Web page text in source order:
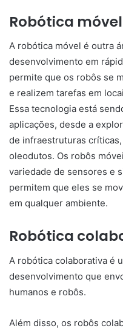
Robótica móvel
A robótica móvel é outra
desenvolvimento em
permite que os robôs se
e realizem tarefas em
Essa tecnologia está
aplicações, desde a
de infraestruturas
oleodutos. Os robôs
variedade de sensores e
permitem que eles se
em qualquer ambiente.
Robótica
A robótica colaborativa é
desenvolvimento que
humanos e robôs.
Além disso, os robôs